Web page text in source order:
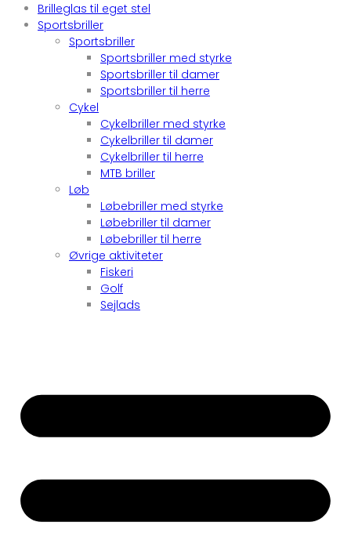
Brilleglas til eget stel
Sportsbriller
Sportsbriller
Sportsbriller med styrke
Sportsbriller til damer
Sportsbriller til herre
Cykel
Cykelbriller med styrke
Cykelbriller til damer
Cykelbriller til herre
MTB briller
Løb
Løbebriller med styrke
Løbebriller til damer
Løbebriller til herre
Øvrige aktiviteter
Fiskeri
Golf
Sejlads